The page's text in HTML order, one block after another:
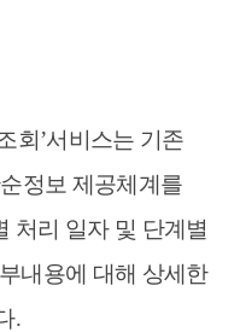
회’서비스는 기존
정보 제공체계를
처리 일자 및 단계별
내용에 대해 상세한
.